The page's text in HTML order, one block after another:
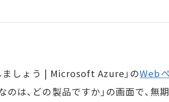
しょう | Microsoft Azure」のWeb
は、どの製品ですか」の画面で、無